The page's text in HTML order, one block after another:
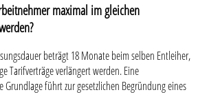
maximal im gleichen
beträgt 18 Monate beim selben Entleiher,
Tarifverträge verlängert werden. Eine
führt zur gesetzlichen Begründung eines